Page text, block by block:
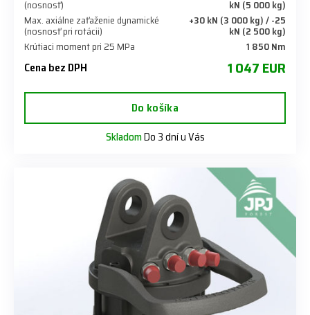
(nosnosť)
kN (5 000 kg)
Max. axiálne zaťaženie dynamické
(nosnosť pri rotácii)
+30 kN (3 000 kg) / -25
kN (2 500 kg)
Krútiaci moment pri 25 MPa
1 850 Nm
Cena bez DPH 1 047 EUR
Do košíka
SkladomDo 3 dní u Vás